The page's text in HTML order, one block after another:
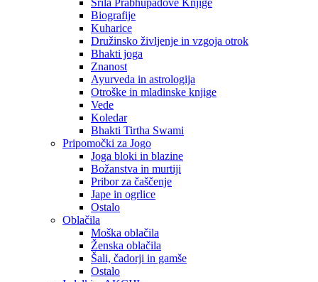
Šrila Prabhupadove Knjige
Biografije
Kuharice
Družinsko življenje in vzgoja otrok
Bhakti joga
Znanost
Ayurveda in astrologija
Otroške in mladinske knjige
Vede
Koledar
Bhakti Tirtha Swami
Pripomočki za Jogo
Joga bloki in blazine
Božanstva in murtiji
Pribor za čaščenje
Jape in ogrlice
Ostalo
Oblačila
Moška oblačila
Ženska oblačila
Šali, čadorji in gamše
Ostalo